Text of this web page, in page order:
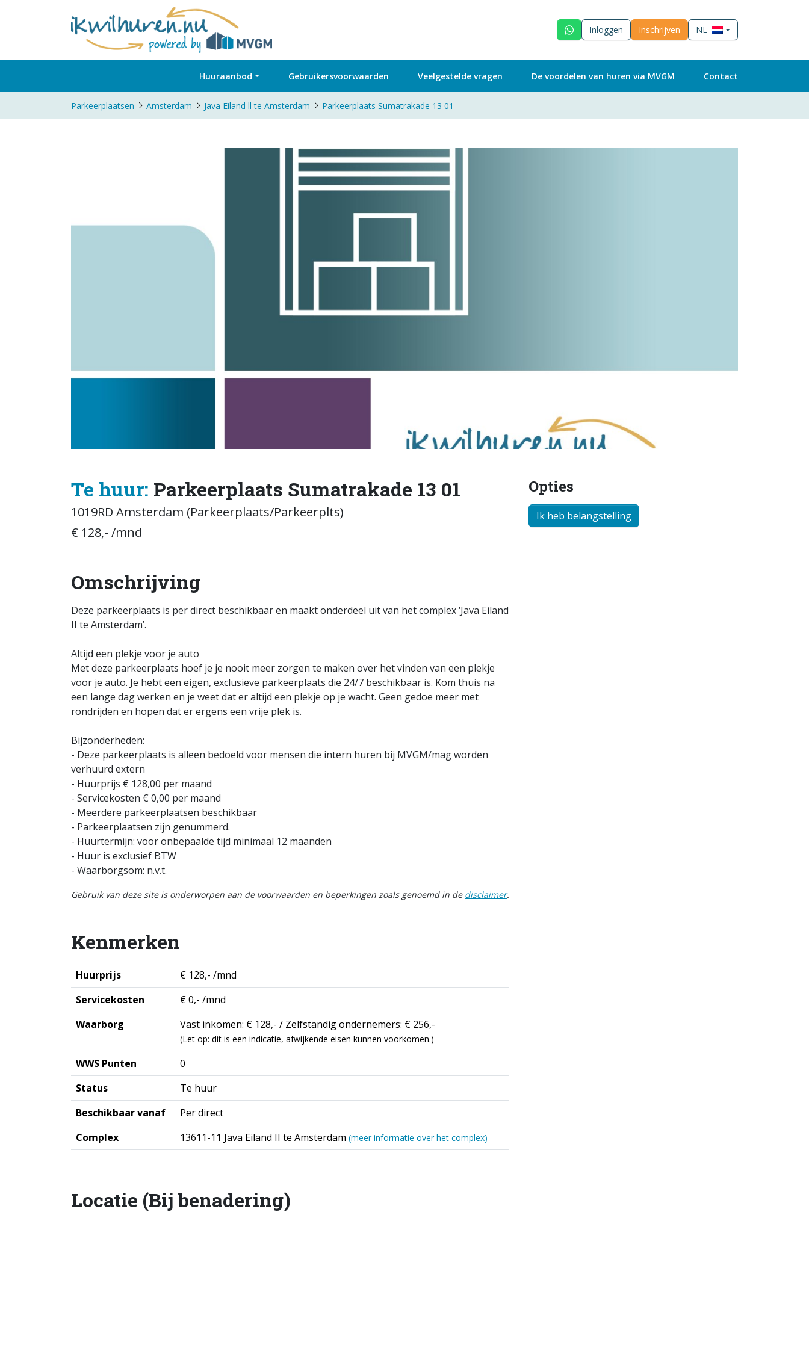
Inloggen Inschrijven NL
Huuraanbod Gebruikersvoorwaarden Veelgestelde vragen De voordelen van huren via MVGM Contact
Parkeerplaatsen Amsterdam Java Eiland ll te Amsterdam Parkeerplaats Sumatrakade 13 01
Opties
Ik heb belangstelling
Te huur: Parkeerplaats Sumatrakade 13 01
1019RD Amsterdam (Parkeerplaats/Parkeerplts)
€ 128,- /mnd
Omschrijving
Deze parkeerplaats is per direct beschikbaar en maakt onderdeel uit van het complex ‘Java Eiland
II te Amsterdam’.
Altijd een plekje voor je auto
Met deze parkeerplaats hoef je je nooit meer zorgen te maken over het vinden van een plekje
voor je auto. Je hebt een eigen, exclusieve parkeerplaats die 24/7 beschikbaar is. Kom thuis na
een lange dag werken en je weet dat er altijd een plekje op je wacht. Geen gedoe meer met
rondrijden en hopen dat er ergens een vrije plek is.
Bijzonderheden:
- Deze parkeerplaats is alleen bedoeld voor mensen die intern huren bij MVGM/mag worden
verhuurd extern
- Huurprijs € 128,00 per maand
- Servicekosten € 0,00 per maand
- Meerdere parkeerplaatsen beschikbaar
- Parkeerplaatsen zijn genummerd.
- Huurtermijn: voor onbepaalde tijd minimaal 12 maanden
- Huur is exclusief BTW
- Waarborgsom: n.v.t.
Gebruik van deze site is onderworpen aan de voorwaarden en beperkingen zoals genoemd in de disclaimer.
Kenmerken
Huurprijs
€ 128,- /mnd
Servicekosten
€ 0,- /mnd
Waarborg
Vast inkomen: € 128,- / Zelfstandig ondernemers: € 256,-
(Let op: dit is een indicatie, afwijkende eisen kunnen voorkomen.)
WWS Punten
0
Status
Te huur
Beschikbaar vanaf
Per direct
Complex
13611-11 Java Eiland II te Amsterdam (meer informatie over het complex)
Locatie (Bij benadering)